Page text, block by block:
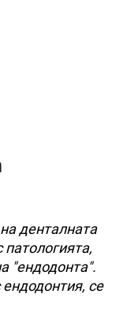
денталната
"ендодонта".
се